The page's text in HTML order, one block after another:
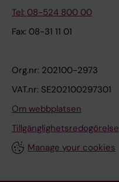
Tel: 08-524 800 00
Fax: 08-31 11 01
Org.nr: 202100-2973
VAT.nr: SE202100297301
Om webbplatsen
Tillgänglighetsredogörelse
Manage your cookies